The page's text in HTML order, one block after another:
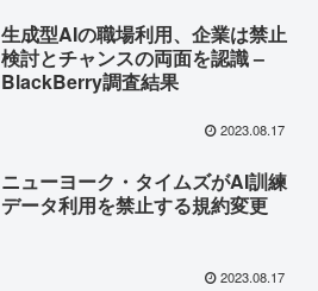
生成型AIの職場利用、企業は禁止
検討とチャンスの両面を認識 –
BlackBerry調査結果
2023.08.17
ニューヨーク・タイムズがAI訓練
データ利用を禁止する規約変更
2023.08.17